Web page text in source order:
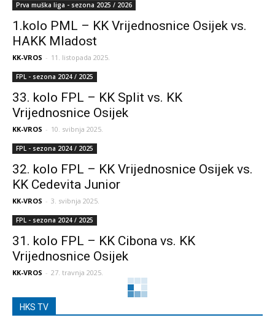
Prva muška liga - sezona 2025 / 2026
1.kolo PML – KK Vrijednosnice Osijek vs.
HAKK Mladost
KK-VROS - 11. listopada 2025.
FPL - sezona 2024 / 2025
33. kolo FPL – KK Split vs. KK
Vrijednosnice Osijek
KK-VROS - 10. svibnja 2025.
FPL - sezona 2024 / 2025
32. kolo FPL – KK Vrijednosnice Osijek vs.
KK Cedevita Junior
KK-VROS - 3. svibnja 2025.
FPL - sezona 2024 / 2025
31. kolo FPL – KK Cibona vs. KK
Vrijednosnice Osijek
KK-VROS - 27. travnja 2025.
HKS TV